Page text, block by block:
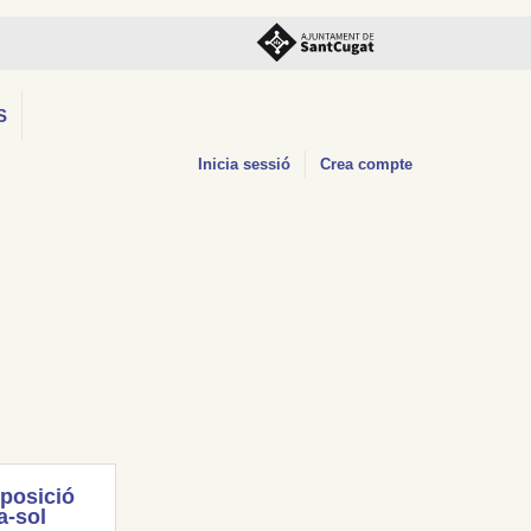
Inicia sessió Crea compte
sol